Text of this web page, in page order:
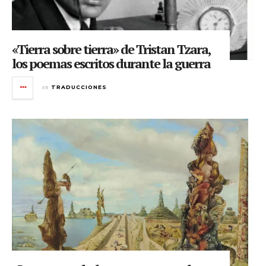
«Tierra sobre tierra» de Tristan Tzara,
los poemas escritos durante la guerra
en TRADUCCIONES